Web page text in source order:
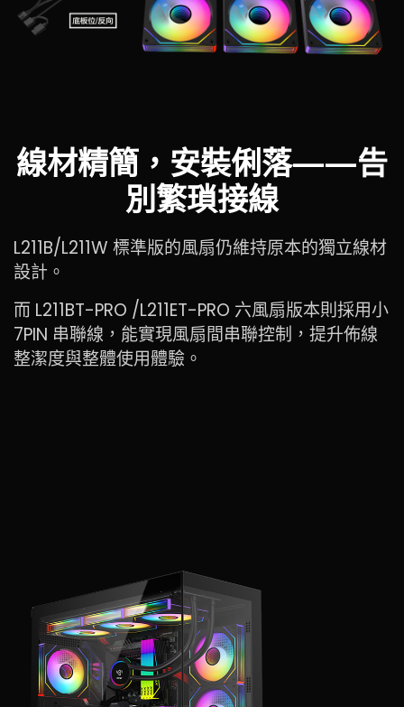
線材精簡，安裝俐落——告
別繁瑣接線
L211B/L211W 標準版的風扇仍維持原本的獨立線材
設計。
而 L211BT-PRO /L211ET-PRO 六風扇版本則採用小
7PIN 串聯線，能實現風扇間串聯控制，提升佈線
整潔度與整體使用體驗。